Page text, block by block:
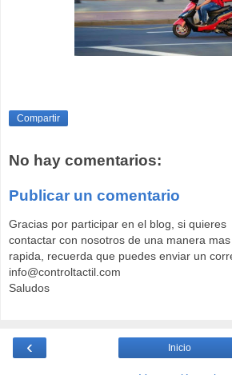
Compartir
No hay comentarios:
Publicar un comentario
Gracias por participar en el blog, si quieres
contactar con nosotros de una manera mas
rapida, recuerda que puedes enviar un
info@controltactil.com
Saludos
‹ Inicio